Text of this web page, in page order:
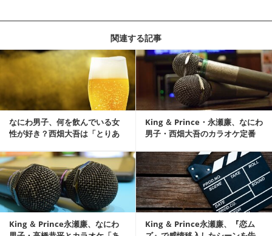
関連する記事
なにわ男子、何を飲んでいる女
性が好き？西畑大吾は「とりあ
King ＆ Prince・永瀬廉、なにわ
男子・西畑大吾のカラオケ定番
記事を読む
King ＆ Prince永瀬廉、なにわ
King ＆ Prince永瀬廉、『恋ム
記事を読む